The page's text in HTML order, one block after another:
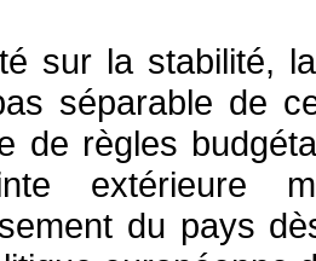
sur la stabilité,
séparable de
de règles
extérieure
du pays